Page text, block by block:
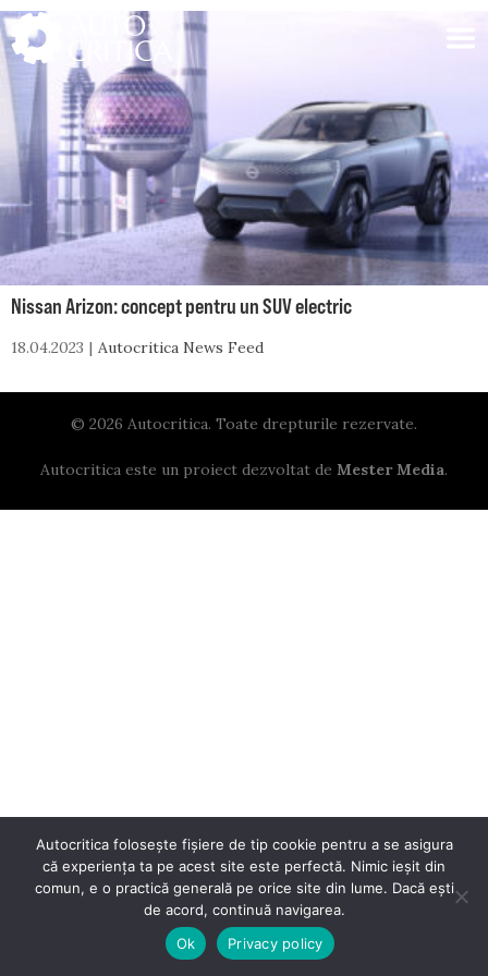
Skip
to
content
Nissan Arizon: concept pentru un SUV electric
18.04.2023 Autocritica News Feed
© 2026 Autocritica. Toate drepturile rezervate.
Autocritica este un proiect dezvoltat de Mester Media.
Autocritica folosește fișiere de tip cookie pentru a se asigura
că experiența ta pe acest site este perfectă. Nimic ieșit din
comun, e o practică generală pe orice site din lume. Dacă ești
de acord, continuă navigarea.
Ok
Privacy policy